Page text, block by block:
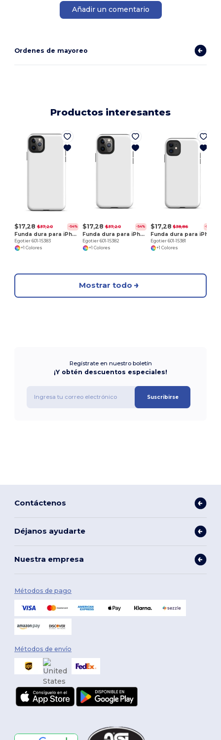
Añadir un comentario
Ordenes de mayoreo
Productos interesantes
$17,28 $37,20 -54%
Funda dura para iPhone 11 Pro Max
Egotier 601-15383
+1 Colores
$17,28 $37,20 -54%
Funda dura para iPhone 11 Pro
Egotier 601-15382
+1 Colores
$17,28 $38,86 -56%
Egotier 601-15381
+1 Colores
Mostrar todo
Regístrate en nuestro boletín
¡Y obtén descuentos especiales!
Suscribirse
Contáctenos
Déjanos ayudarte
Nuestra empresa
Métodos de pago
Métodos de envío